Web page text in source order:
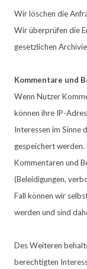
Wir löschen die
Wir überprüfen die
gesetzlichen
Kommentare und
Wenn Nutzer
können ihre IP-
Interessen im Sinne
gespeichert werden.
Kommentaren und
(Beleidigungen,
Fall können wir
werden und sind
Des Weiteren
berechtigten